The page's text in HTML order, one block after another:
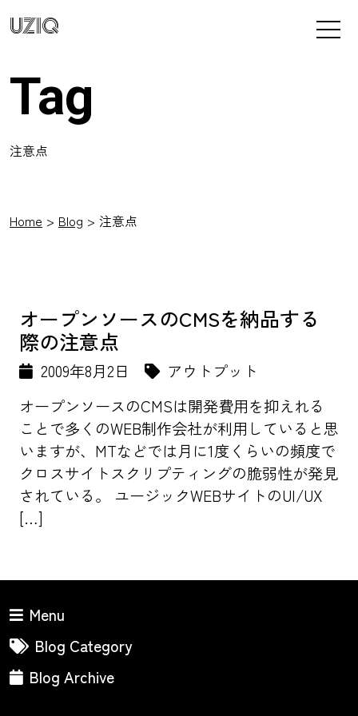
UZIQ
Tag
注意点
Home Blog 注意点
オープンソースのCMSを納品する
際の注意点
2009年8月2日
アウトプット
オープンソースのCMSは開発費用を抑えれる
ことで多くのWEB制作会社が利用していると思
いますが、MTなどでは月に1度くらいの頻度で
クロスサイトスクリプティングの脆弱性が発見
されている。 ユージックWEBサイトのUI/UX
[…]
Menu
Blog Category
Blog Archive